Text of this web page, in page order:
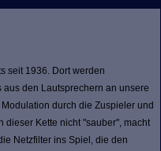
seit 1936. Dort werden
aus den Lautsprechern an unsere
durch die Zuspieler und
dieser Kette nicht "sauber", macht
Netzfilter ins Spiel, die den